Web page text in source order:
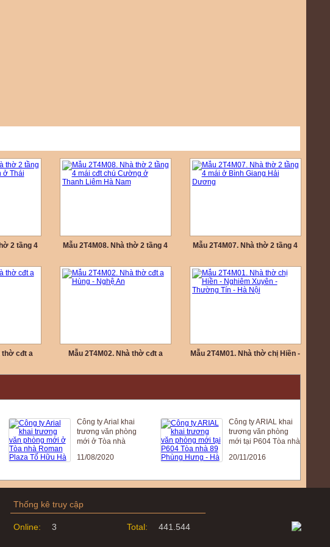
2 tầng 4
Mẫu 2T4M08. Nhà thờ 2 tầng 4
Liêm Hà Nam
Mẫu 2T4M07. Nhà thờ 2 tầng 4
thờ cđt a
Mẫu 2T4M02. Nhà thờ cđt a
Mẫu 2T4M01. Nhà thờ chị Hiền -
Hà Nội
Công ty Arial khai
trương văn phòng
mới ở Tòa nhà
Hữu Hà Nội
11/08/2020
Công ty ARIAL khai
trương văn phòng
mới tại P604 Tòa nhà
Đông - HN
20/11/2016
Thống kê truy cập
Online: 3 Total: 441.544